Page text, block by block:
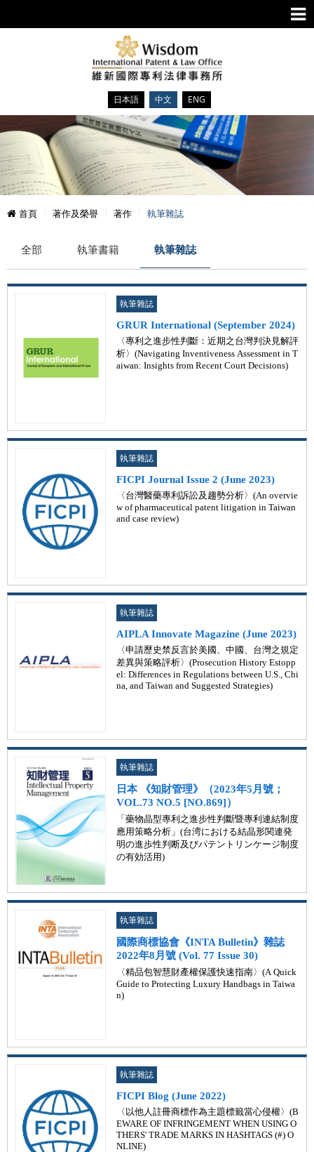
日本語 中文 ENG
首頁 著作及榮譽 著作 執筆雜誌
全部 執筆書籍 執筆雜誌
執筆雜誌
GRUR International (September 2024)
〈專利之進步性判斷：近期之台灣判決見解評
析〉(Navigating Inventiveness Assessment in T
aiwan: Insights from Recent Court Decisions)
執筆雜誌
FICPI Journal Issue 2 (June 2023)
〈台灣醫藥專利訴訟及趨勢分析〉(An overvie
w of pharmaceutical patent litigation in Taiwan
and case review)
執筆雜誌
AIPLA Innovate Magazine (June 2023)
〈申請歷史禁反言於美國、中國、台灣之規定
差異與策略評析〉(Prosecution History Estopp
el: Differences in Regulations between U.S., Chi
na, and Taiwan and Suggested Strategies)
執筆雜誌
日本 《知財管理》（2023年5月號；
VOL.73 NO.5 [NO.869]）
「藥物晶型專利之進步性判斷暨專利連結制度
應用策略分析」(台湾における結晶形関連発
明の進歩性判断及びパテントリンケージ制度
の有効活用)
執筆雜誌
國際商標協會《INTA Bulletin》雜誌
2022年8月號 (Vol. 77 Issue 30)
〈精品包智慧財產權保護快速指南〉(A Quick
Guide to Protecting Luxury Handbags in Taiwa
n)
執筆雜誌
FICPI Blog (June 2022)
〈以他人註冊商標作為主題標籤當心侵權〉(B
EWARE OF INFRINGEMENT WHEN USING O
THERS' TRADE MARKS IN HASHTAGS (#) O
NLINE)